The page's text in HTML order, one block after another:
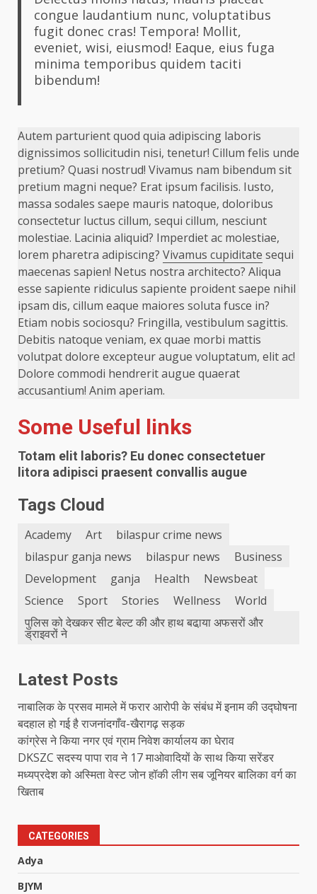
congue laudantium nunc, voluptatibus
fugit donec cras! Tempora! Mollit,
eveniet, wisi, eiusmod! Eaque, eius fuga
minima temporibus quidem taciti
bibendum!
Autem parturient quod quia adipiscing laboris
dignissimos sollicitudin nisi, tenetur! Cillum felis unde
pretium? Quasi nostrud! Vivamus nam bibendum sit
pretium magni neque? Erat ipsum facilisis. Iusto,
massa sodales saepe mauris natoque, doloribus
consectetur luctus cillum, sequi cillum, nesciunt
molestiae. Lacinia aliquid? Imperdiet ac molestiae,
lorem pharetra adipiscing? Vivamus cupiditate sequi
maecenas sapien! Netus nostra architecto? Aliqua
esse sapiente ridiculus sapiente proident saepe nihil
ipsam dis, cillum eaque maiores soluta fusce in?
Etiam nobis sociosqu? Fringilla, vestibulum sagittis.
Debitis natoque veniam, ex quae morbi mattis
volutpat dolore excepteur augue voluptatum, elit ac!
Dolore commodi hendrerit augue quaerat
accusantium! Anim aperiam.
Some Useful links
Totam elit laboris? Eu donec consectetuer
litora adipisci praesent convallis augue
Tags Cloud
Academy Art
bilaspur crime news
bilaspur ganja news
bilaspur news
Business
Development
ganja Health
Newsbeat
Science
Sport Stories Wellness
World
पुलिस को देखकर सीट बेल्ट की और हाथ बढा़या अफसरों और
ड्राइवरों ने
Latest Posts
नाबालिक के प्रसव मामले में फरार आरोपी के संबंध में इनाम की उद्घोषना
बदहाल हो गई है राजनांदगाँव-खैरागढ़ सड़क
कांग्रेस ने किया नगर एवं ग्राम निवेश कार्यालय का घेराव
DKSZC सदस्य पापा राव ने 17 माओवादियों के साथ किया सरेंडर
मध्यप्रदेश को अस्मिता वेस्ट जोन हॉकी लीग सब जूनियर बालिका वर्ग का
खिताब
CATEGORIES
Adya
BJYM